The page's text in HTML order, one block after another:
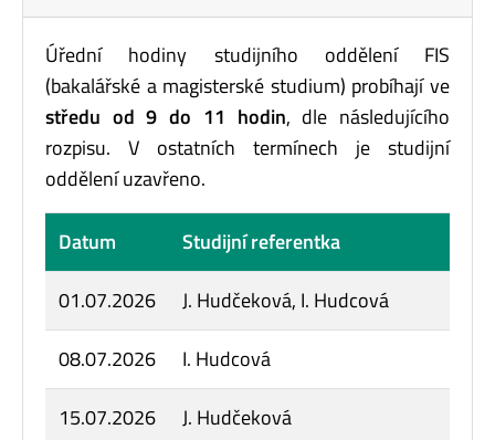
Úřední hodiny studijního oddělení FIS
(bakalářské a magisterské studium) probíhají ve
středu od 9 do 11 hodin, dle následujícího
rozpisu. V ostatních termínech je studijní
oddělení uzavřeno.
Datum
Studijní referentka
01.07.2026
J. Hudčeková, I. Hudcová
08.07.2026
I. Hudcová
15.07.2026
J. Hudčeková